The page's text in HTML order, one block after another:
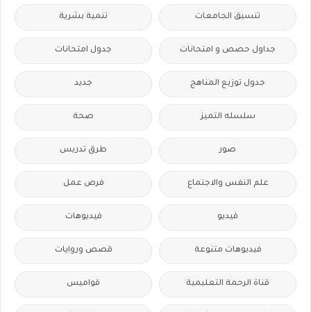
تنسيق الجامعات تنمية بشرية
جداول حصص و امتحانات جدول امتحانات
جدول توزيع المناهج جديد
سلسله التميز صحة
صور طرق تدريس
علم النفس والاجتماع فرص عمل
فيديو فيديوهات
فيديوهات متنوعة قصص وروايات
قناة الرحمة التعليمية قواميس